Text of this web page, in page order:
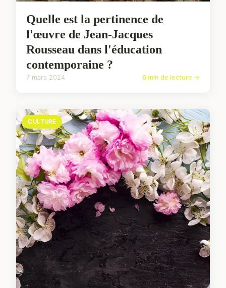
Quelle est la pertinence de
l'œuvre de Jean-Jacques
Rousseau dans l'éducation
contemporaine ?
7 mars 2024 6 min de lecture →
CULTURE